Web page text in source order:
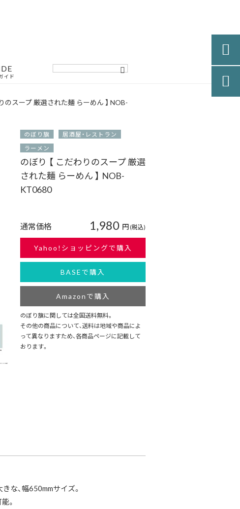
イド
のスープ 厳選された麺 らーめん 】 NOB-
のぼり旗
居酒屋・レストラン
ラーメン
のぼり 【 こだわりのスープ 厳選
された麺 らーめん 】 NOB-
KT0680
通常価格 1,980 円(税込)
Yahoo!ショッピングで購入
BASEで購入
Amazonで購入
のぼり旗に関しては全国送料無料。
その他の商品について、送料は地域や商品によ
って異なりますため、各商品ページに記載して
おります。
な、幅650mmサイズ。
。

